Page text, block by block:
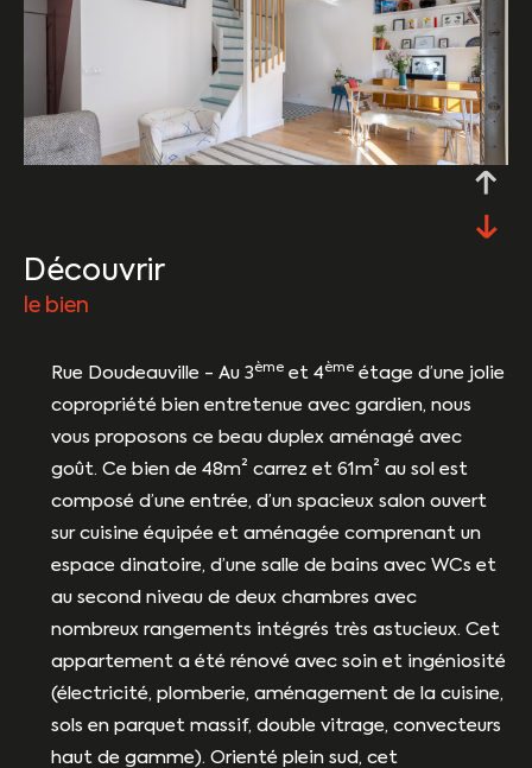
découvrir
le bien
Rue Doudeauville - Au 3èmeet 4èmeétage d’une jolie
copropriété bien entretenue avec gardien, nous
vous proposons ce beau duplex aménagé avec
goût. Ce bien de 48m² carrez et 61m² au sol est
composé d’une entrée, d’un spacieux salon ouvert
sur cuisine équipée et aménagée comprenant un
espace dinatoire, d’une salle de bains avec WCs et
au second niveau de deux chambres avec
nombreux rangements intégrés très astucieux. Cet
appartement a été rénové avec soin et ingéniosité
(électricité, plomberie, aménagement de la cuisine,
sols en parquet massif, double vitrage, convecteurs
haut de gamme). Orienté plein sud, cet